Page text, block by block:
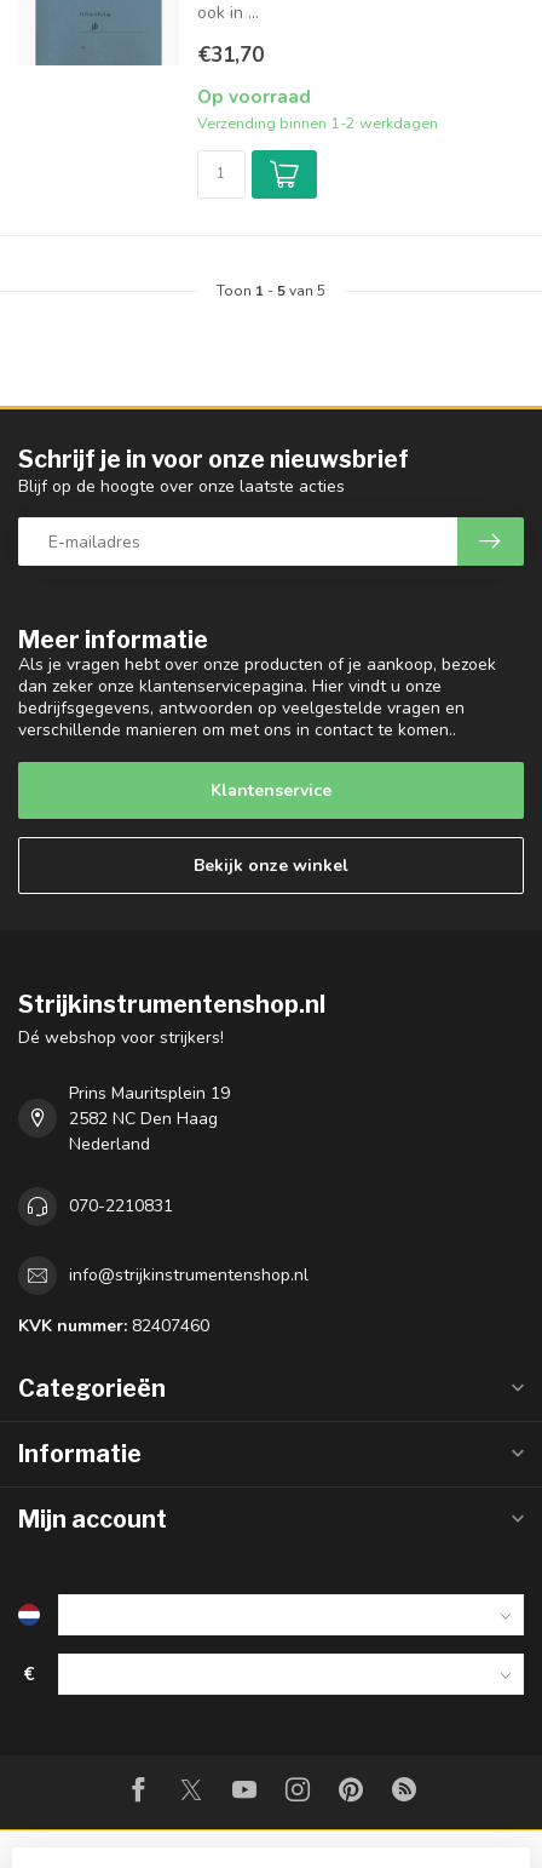
ook in ...
€31,70
Op voorraad
Verzending binnen 1-2 werkdagen
Toon 1 -5van 5
Meer informatie
Als je vragen hebt over onze producten of je aankoop, bezoek
dan zeker onze klantenservicepagina. Hier vindt u onze
bedrijfsgegevens, antwoorden op veelgestelde vragen en
verschillende manieren om met ons in contact te komen..
Klantenservice
Bekijk onze winkel
Schrijf je in voor onze nieuwsbrief
Blijf op de hoogte over onze laatste acties
Strijkinstrumentenshop.nl
Dé webshop voor strijkers!
Prins Mauritsplein 19
2582 NC Den Haag
Nederland
070-2210831
info@strijkinstrumentenshop.nl
KVK nummer: 82407460
Categorieën
Informatie
Mijn account
€